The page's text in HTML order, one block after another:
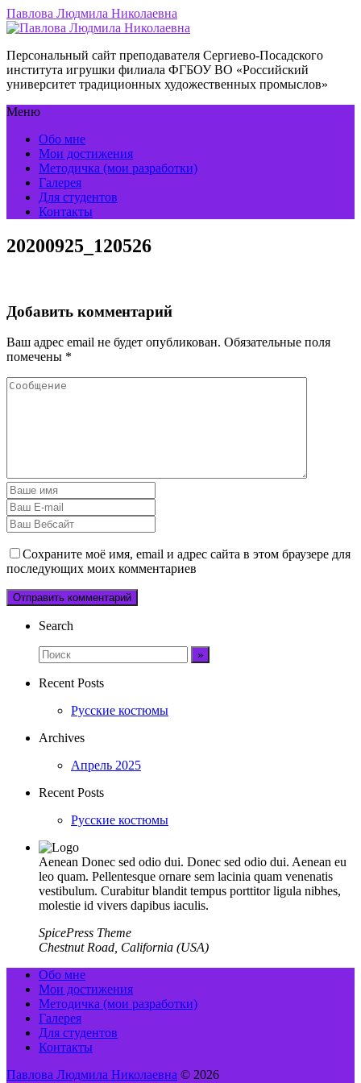
Павлова Людмила Николаевна
Персональный сайт преподавателя Сергиево-Посадского
института игрушки филиала ФГБОУ ВО «Российский
университет традиционных художественных промыслов»
Меню
Обо мне
Мои достижения
Методичка (мои разработки)
Галерея
Для студентов
Контакты
20200925_120526
Добавить комментарий
Ваш адрес email не будет опубликован. Обязательные поля
помечены *
Сохраните моё имя, email и адрес сайта в этом браузере для
последующих моих комментариев
Search
Recent Posts
Русские костюмы
Archives
Апрель 2025
Recent Posts
Русские костюмы
Aenean Donec sed odio dui. Donec sed odio dui. Aenean eu
leo quam. Pellentesque ornare sem lacinia quam venenatis
vestibulum. Curabitur blandit tempus porttitor ligula nibhes,
molestie id vivers dapibus iaculis.
SpicePress Theme
Chestnut Road, California (USA)
Обо мне
Мои достижения
Методичка (мои разработки)
Галерея
Для студентов
Контакты
Павлова Людмила Николаевна © 2026